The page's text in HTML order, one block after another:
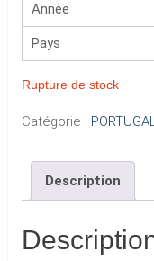
Année
Pays
Rupture de stock
Catégorie :
Description